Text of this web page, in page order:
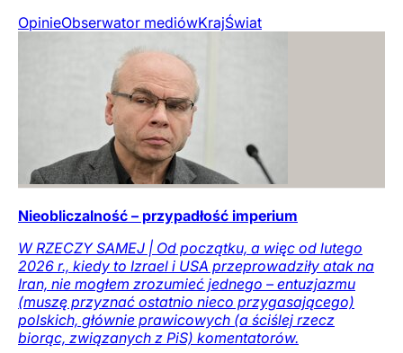
OpinieObserwator mediówKrajŚwiat
Nieobliczalność – przypadłość imperium
W RZECZY SAMEJ | Od początku, a więc od lutego
2026 r., kiedy to Izrael i USA przeprowadziły atak na
Iran, nie mogłem zrozumieć jednego – entuzjazmu
(muszę przyznać ostatnio nieco przygasającego)
polskich, głównie prawicowych (a ściślej rzecz
biorąc, związanych z PiS) komentatorów.